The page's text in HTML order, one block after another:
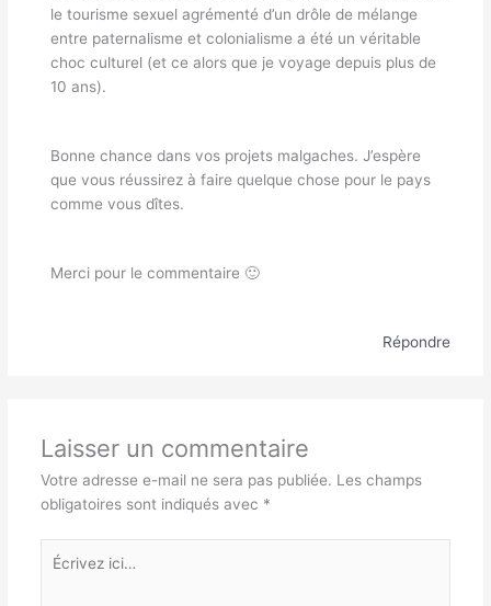
le tourisme sexuel agrémenté d’un drôle de mélange
entre paternalisme et colonialisme a été un véritable
choc culturel (et ce alors que je voyage depuis plus de
10 ans).
Bonne chance dans vos projets malgaches. J’espère
que vous réussirez à faire quelque chose pour le pays
comme vous dîtes.
Merci pour le commentaire 🙂
Répondre
Laisser un commentaire
Votre adresse e-mail ne sera pas publiée. Les champs
obligatoires sont indiqués avec *
Écrivez
ici…